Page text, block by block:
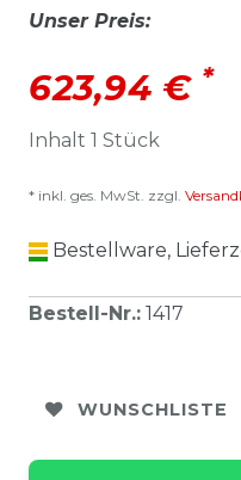
Unser Preis:
623,94 € *
Inhalt 1 Stück
* inkl. ges. MwSt. zzgl.
Bestellware,
Bestell-Nr.: 1417
WUNSCHLISTE